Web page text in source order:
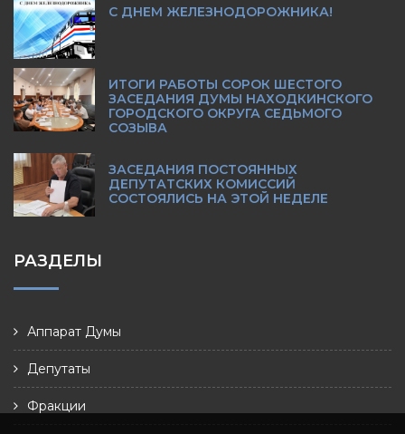
С ДНЕМ ЖЕЛЕЗНОДОРОЖНИКА!
ИТОГИ РАБОТЫ СОРОК ШЕСТОГО
ЗАСЕДАНИЯ ДУМЫ НАХОДКИНСКОГО
ГОРОДСКОГО ОКРУГА СЕДЬМОГО
СОЗЫВА
ЗАСЕДАНИЯ ПОСТОЯННЫХ
ДЕПУТАТСКИХ КОМИССИЙ
СОСТОЯЛИСЬ НА ЭТОЙ НЕДЕЛЕ
РАЗДЕЛЫ
Аппарат Думы
Депутаты
Фракции